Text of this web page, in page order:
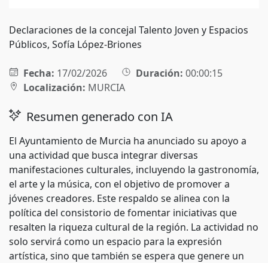
Declaraciones de la concejal Talento Joven y Espacios
Públicos, Sofía López-Briones
Fecha: 17/02/2026 Duración: 00:00:15
Localización: MURCIA
Resumen generado con IA
El Ayuntamiento de Murcia ha anunciado su apoyo a
una actividad que busca integrar diversas
manifestaciones culturales, incluyendo la gastronomía,
el arte y la música, con el objetivo de promover a
jóvenes creadores. Este respaldo se alinea con la
política del consistorio de fomentar iniciativas que
resalten la riqueza cultural de la región. La actividad no
solo servirá como un espacio para la expresión
artística, sino que también se espera que genere un